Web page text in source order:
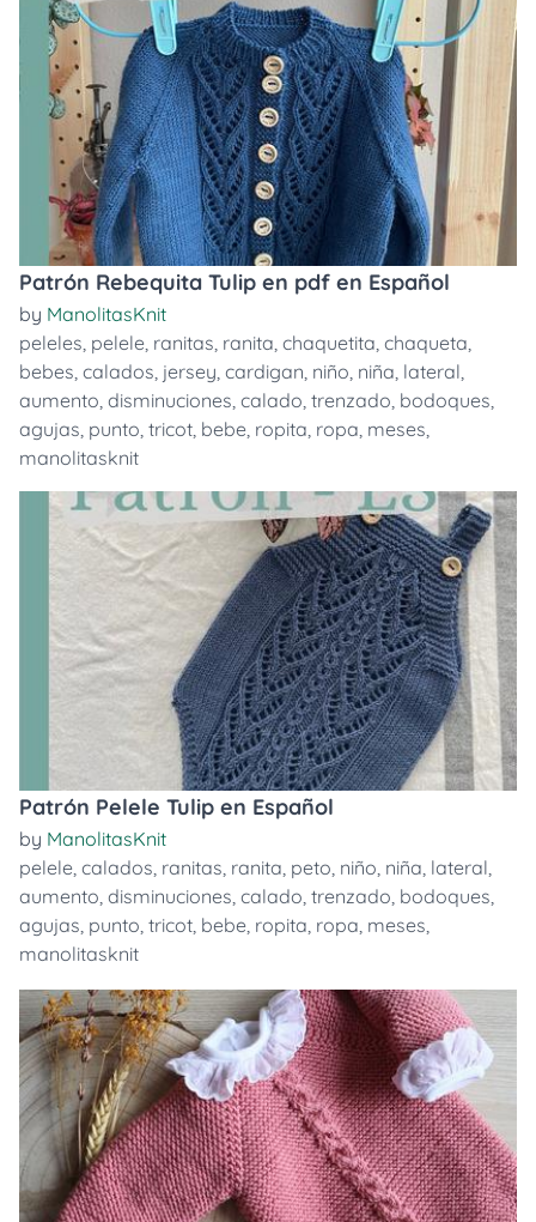
Patrón Rebequita Tulip en pdf en Español
by ManolitasKnit
peleles, pelele, ranitas, ranita, chaquetita, chaqueta,
bebes, calados, jersey, cardigan, niño, niña, lateral,
aumento, disminuciones, calado, trenzado, bodoques,
agujas, punto, tricot, bebe, ropita, ropa, meses,
manolitasknit
Patrón Pelele Tulip en Español
by ManolitasKnit
pelele, calados, ranitas, ranita, peto, niño, niña, lateral,
aumento, disminuciones, calado, trenzado, bodoques,
agujas, punto, tricot, bebe, ropita, ropa, meses,
manolitasknit